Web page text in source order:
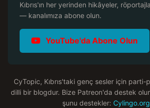
Kıbrıs'ın her yerinden hikâyeler,
— kanalımıza abone olun.
YouTube'da Abone Olun
CyTopic, Kıbrıs'taki genç sesler için parti-
dilli bir blogdur. Bize Patreon'da destek
şunu destekler: